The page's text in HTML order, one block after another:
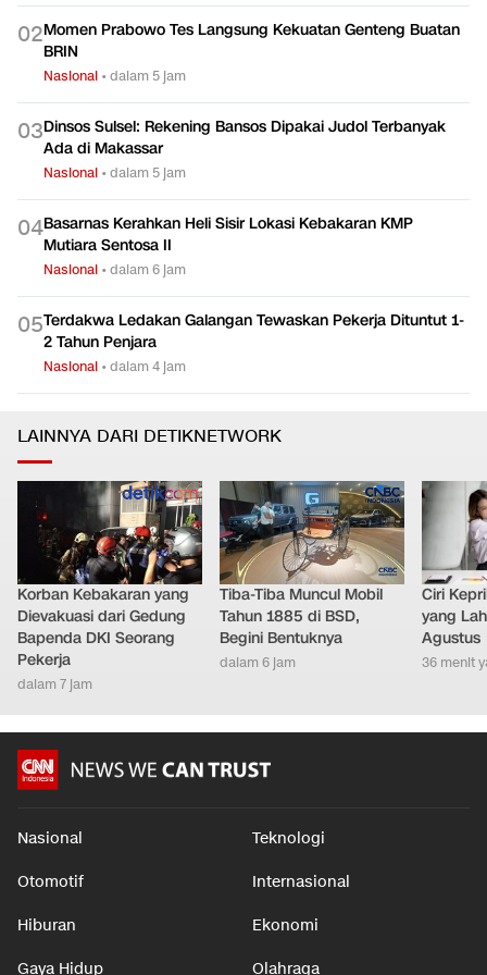
02Momen Prabowo Tes Langsung Kekuatan Genteng Buatan
BRIN
Nasional •dalam 5 jam
03Dinsos Sulsel: Rekening Bansos Dipakai Judol Terbanyak
Ada di Makassar
Nasional •dalam 5 jam
04Basarnas Kerahkan Heli Sisir Lokasi Kebakaran KMP
Mutiara Sentosa II
Nasional •dalam 6 jam
05Terdakwa Ledakan Galangan Tewaskan Pekerja Dituntut 1-
2 Tahun Penjara
Nasional •dalam 4 jam
LAINNYA DARI DETIKNETWORK
Korban Kebakaran yang
Dievakuasi dari Gedung
Bapenda DKI Seorang
Pekerja
dalam 7 jam
Tiba-Tiba Muncul Mobil
Tahun 1885 di BSD,
Begini Bentuknya
dalam 6 jam
Ciri
yang
Agustus
36 menit
Nasional Teknologi
Otomotif Internasional
Hiburan Ekonomi
Gaya Hidup Olahraga